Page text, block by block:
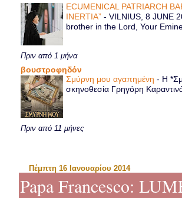
ECUMENICAL PATRIARCH
INERTIA”-VILNIUS, 8 JUNE
brother in the Lord, Your
Πριν από 1 μήνα
βουστροφηδόν
Σμύρνη μου αγαπημένη- Η
σκηνοθεσία Γρηγόρη
Πριν από 11 μήνες
Πέμπτη 16 Ιανουαρίου 2014
Papa Francesco: